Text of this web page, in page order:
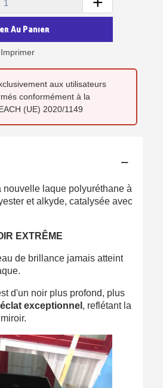
newsletter : 5€ de réduction
métropolitaine pour 250€ d'achats
sans frais dès 30€ d'achats
ligne en moins d'1 minute
et obtenez des bons d'achat
sous 24 h en France Métropolitaine
produits sous 14 jours
5€ sur la première commande
pour chaque parrainage
newsletter : 5€ de réduction
sous 24 h en France Métropolitaine
métropolitaine pour 250€ d'achats
sans frais dès 30€ d'achats
ligne en moins d'1 minute
et obtenez des bons d'achat
de fidélité à chaque commande
Au Panier
Imprimer
aux utilisateurs
conformément à la
(UE) 2020/1149
nouvelle laque polyuréthane à
et alkyde, catalysée avec
EXTRÊME
de brillance jamais atteint
d'un noir plus profond, plus
éclat exceptionnel , reflétant la